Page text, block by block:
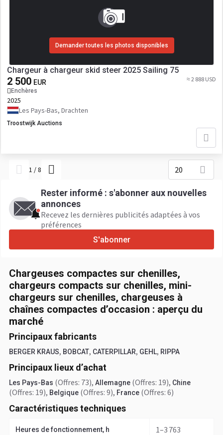
Demander toutes les photos disponibles
Chargeur à chargeur skid steer 2025 Sailing 75
2 500 EUR
Enchères
≈ 2 888 USD
2025
Les Pays-Bas, Drachten
Troostwijk Auctions
1 /8 20
Rester informé : s'abonner aux nouvelles
annonces
Recevez les dernières publicités adaptées à vos
préférences
S'abonner
Chargeuses compactes sur chenilles,
chargeurs compacts sur chenilles, mini-
chargeurs sur chenilles, chargeuses à
chaînes compactes d’occasion : aperçu du
marché
Principaux fabricants
BERGER KRAUS, BOBCAT, CATERPILLAR, GEHL, RIPPA
Principaux lieux d’achat
Les Pays-Bas (Offres: 73), Allemagne (Offres: 19), Chine
(Offres: 19), Belgique (Offres: 9), France (Offres: 6)
Caractéristiques techniques
Heures de fonctionnement, h 1–3 763